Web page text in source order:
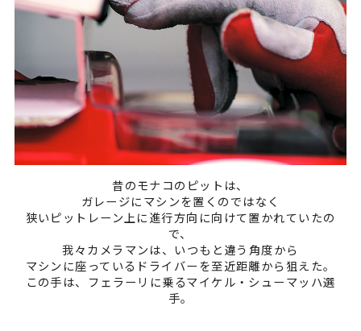
昔のモナコのピットは、
ガレージにマシンを置くのではなく
狭いピットレーン上に進行方向に向けて置かれていたの
で、
我々カメラマンは、いつもと違う角度から
マシンに座っているドライバーを至近距離から狙えた。
この手は、フェラーリに乗るマイケル・シューマッハ選
手。